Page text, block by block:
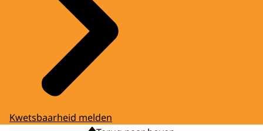
Kwetsbaarheid melden